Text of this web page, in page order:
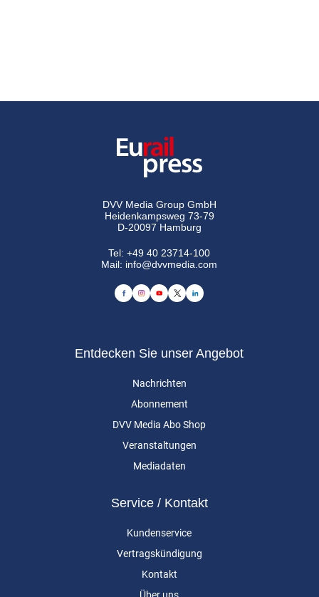
DVV Media Group GmbH
Heidenkampsweg 73-79
D-20097 Hamburg
Tel:+49 40 23714-100
Mail: info@dvvmedia.com
Entdecken Sie unser Angebot
Nachrichten
Abonnement
DVV Media Abo Shop
Veranstaltungen
Mediadaten
Service / Kontakt
Kundenservice
Vertragskündigung
Kontakt